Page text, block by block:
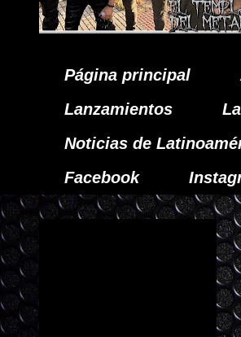
Página principal
Lanzamientos
Noticias de
Facebook